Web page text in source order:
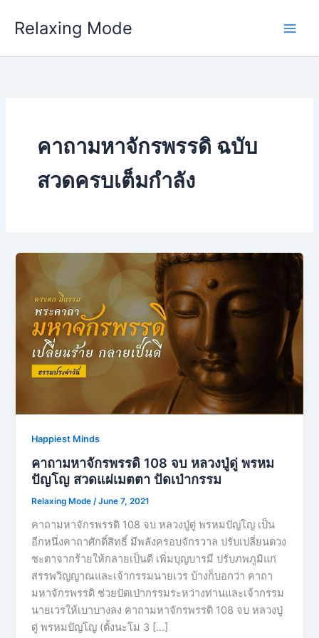
Relaxing Mode
คาถามหาจักรพรรดิ ฉบับ
สวดครบเต็มกําลัง
Happiest Minds
คาถามหาจักรพรรดิ​ 108 จบ​ หลวงปู่ดู่​ พรหม​
ปัญโญ​ สวดแผ่เมตตา ปัดเป่ากรรม
Relaxing Mode/June 7, 2021
คาถามหาจักรพรรดิ​ 108 จบ​ หลวงปู่ดู่​ พรหม​ปัญโญ เป็น
อีกหนึ่งคาถาศักดิ์สิทธิ์ มีพลังครอบจักรวาล ปรับเปลี่ยนดวง
ชะตาจากร้ายให้กลายเป็นดี เพิ่มบุญบารมี ปรับภพภูมิแก่
สรรพวิญญาณและเจ้ากรรมนายเวร บ้างก็บอกว่า คาถา
มหาจักรพรรดิ​ ช่วยปัดเป่ากรรมระหว่างท่านและเจ้ากรรม
นายเวรให้เบาบางลง คาถามหาจักรพรรดิ​ 108 จบ​ หลวงปู่
ดู่​ พรหม​ปัญโญ​ (ตั้งนะโม 3 […]